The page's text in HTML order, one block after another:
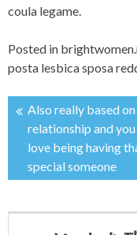
coula legame.
Posted in
posta lesbica sposa
投
稿
ナ
Also really based
relationship and
love being having
special someone